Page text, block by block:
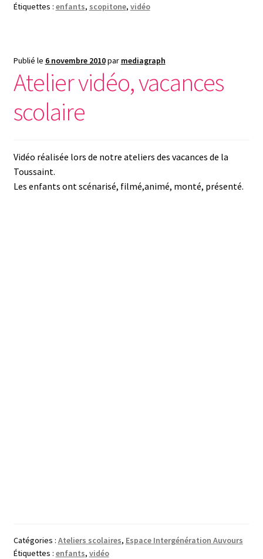
Étiquettes : enfants, scopitone, vidéo
Publié le 6 novembre 2010par mediagraph
Atelier vidéo, vacances
scolaire
Vidéo réalisée lors de notre ateliers des vacances de la
Toussaint.
Les enfants ont scénarisé, filmé,animé, monté, présenté.
Catégories : Ateliers scolaires, Espace Intergénération Auvours
Étiquettes : enfants, vidéo